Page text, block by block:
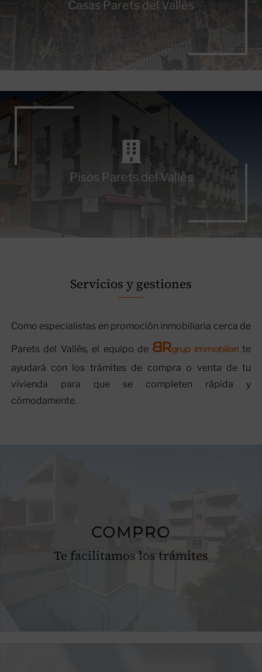
Casas Parets del Vallès
Pisos Parets del Vallès
Servicios y gestiones
Como especialistas en promoción inmobiliaria cerca de
Parets del Vallès, el equipo de BRgrup immobiliarite
ayudará con los trámites de compra o venta de tu
vivienda para que se completen rápida y
cómodamente.
COMPRO
Te facilitamos los trámites